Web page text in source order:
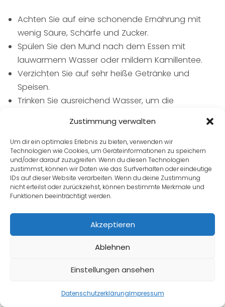
Zustimmung verwalten
Um dir ein optimales Erlebnis zu bieten, verwenden wir
Technologien wie Cookies, um Geräteinformationen zu speichern
und/oder darauf zuzugreifen. Wenn du diesen Technologien
zustimmst, können wir Daten wie das Surfverhalten oder eindeutige
IDs auf dieser Website verarbeiten. Wenn du deine Zustimmung
nicht erteilst oder zurückziehst, können bestimmte Merkmale und
Funktionen beeinträchtigt werden.
Akzeptieren
Ablehnen
Einstellungen ansehen
DatenschutzerklärungImpressum
Achten Sie auf eine schonende Ernährung mit
wenig Säure, Schärfe und Zucker.
Spülen Sie den Mund nach dem Essen mit
lauwarmem Wasser oder mildem Kamillentee.
Verzichten Sie auf sehr heiße Getränke und
Speisen.
Trinken Sie ausreichend Wasser, um die
Vermeiden Sie stark blähende Lebensmittel, wenn
gleichzeitig Beschwerden im Bauch auftreten.
Sorgen Sie für regelmäßige Bewegung, um die
Verdauung in Schwung zu halten.
Bei wiederholtem Auftreten: Führen Sie ein
Diese Maßnahmen fördern nicht nur die Heilung
zukünftigen Problemen vorzubeugen. Wer auf die
Signale des Körpers achtet, schützt sich besser vor